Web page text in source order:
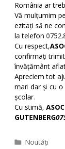
România ar
Vă mulțumim
ezitați să ne
la telefon
Cu respect,
confirmați
învățământ
Apreciem tot
mari dar și cu
școlar.
Cu stimă,
GUTENBERG
Categories
Noutăți